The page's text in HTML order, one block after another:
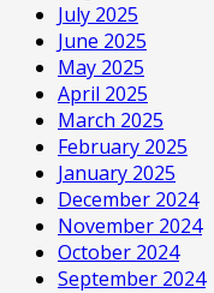
July 2025
June 2025
May 2025
April 2025
March 2025
February 2025
January 2025
December 2024
November 2024
October 2024
September 2024